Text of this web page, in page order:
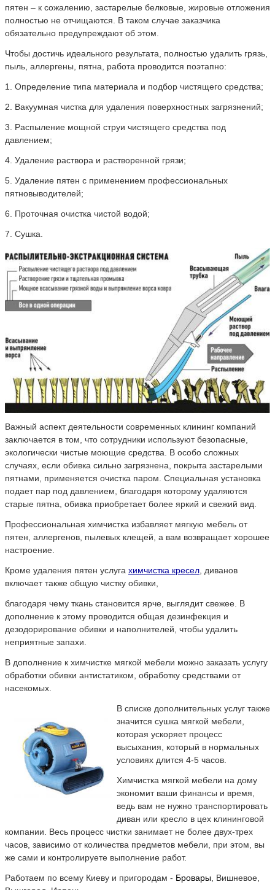
пятен – к сожалению, застарелые белковые, жировые отложения
полностью не отчищаются. В таком случае заказчика
обязательно предупреждают об этом.
Чтобы достичь идеального результата, полностью удалить грязь,
пыль, аллергены, пятна, работа проводится поэтапно:
1. Определение типа материала и подбор чистящего средства;
2. Вакуумная чистка для удаления поверхностных загрязнений;
3. Распыление мощной струи чистящего средства под
давлением;
4. Удаление раствора и растворенной грязи;
5. Удаление пятен с применением профессиональных
пятновыводителей;
6. Проточная очистка чистой водой;
7. Сушка.
Важный аспект деятельности современных клининг компаний
заключается в том, что сотрудники используют безопасные,
экологически чистые моющие средства. В особо сложных
случаях, если обивка сильно загрязнена, покрыта застарелыми
пятнами, применяется очистка паром. Специальная установка
подает пар под давлением, благодаря которому удаляются
старые пятна, обивка приобретает более яркий и свежий вид.
Профессиональная химчистка избавляет мягкую мебель от
пятен, аллергенов, пылевых клещей, а вам возвращает хорошее
настроение.
Кроме удаления пятен услуга химчистка кресел , диванов
включает также общую чистку обивки,
благодаря чему ткань становится ярче, выглядит свежее. В
дополнение к этому проводится общая дезинфекция и
дезодорирование обивки и наполнителей, чтобы удалить
неприятные запахи.
В дополнение к химчистке мягкой мебели можно заказать услугу
обработки обивки антистатиком, обработку средствами от
насекомых.
В списке дополнительных услуг также
значится сушка мягкой мебели,
которая ускоряет процесс
высыхания, который в нормальных
условиях длится 4-5 часов.
Химчистка мягкой мебели на дому
экономит ваши финансы и время,
ведь вам не нужно транспортировать
диван или кресло в цех клининговой
компании. Весь процесс чистки занимает не более двух-трех
часов, зависимо от количества предметов мебели, при этом, вы
же сами и контролируете выполнение работ.
Работаем по всему Киеву и пригородам - Бровары , Вишневое,